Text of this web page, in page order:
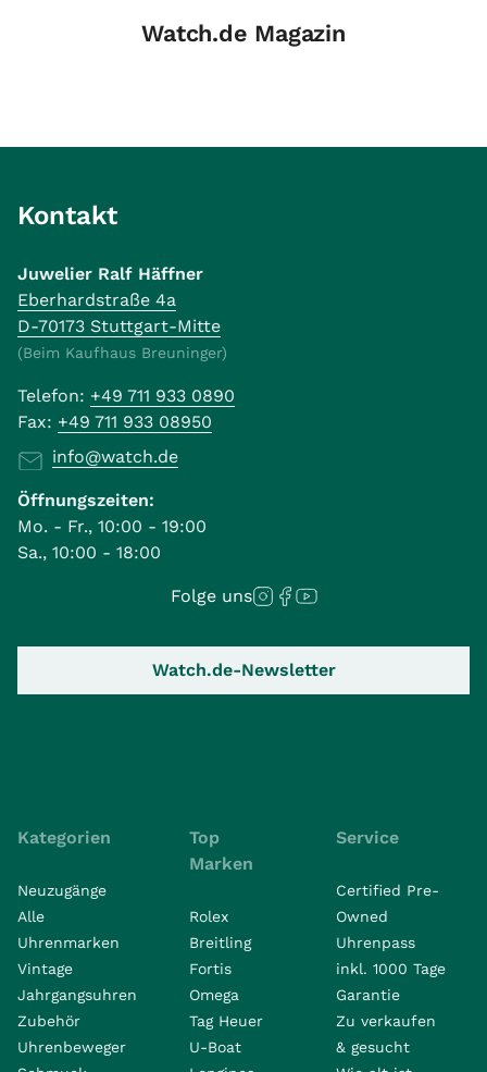
Watch.de Magazin
Kontakt
Juwelier Ralf Häffner
Eberhardstraße 4a
D-70173 Stuttgart-Mitte
(Beim Kaufhaus Breuninger)
Telefon: +49 711 933 0890
Fax: +49 711 933 08950
info@watch.de
Öffnungszeiten:
Mo. - Fr., 10:00 - 19:00
Sa., 10:00 - 18:00
Folge uns
Watch.de-Newsletter
Kategorien
Neuzugänge
Alle
Uhrenmarken
Vintage
Jahrgangsuhren
Zubehör
Uhrenbeweger
Top
Marken
Rolex
Breitling
Fortis
Omega
Tag Heuer
U-Boat
Service
Certified Pre-
Owned
Uhrenpass
inkl. 1000 Tage
Garantie
Zu verkaufen
& gesucht